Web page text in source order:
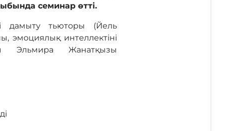
семинар өтті.
дамыту тьюторы (Йель
эмоциялық интеллектіні
Эльмира Жанатқызы